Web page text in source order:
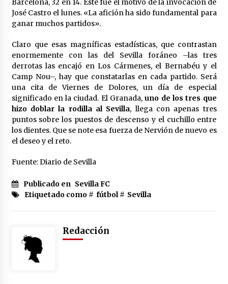
Barcelona, 32 en 14. Este fue el motivo de la invocación de
José Castro el lunes. «La afición ha sido fundamental para
ganar muchos partidos».
Claro que esas magníficas estadísticas, que contrastan
enormemente con las del Sevilla foráneo –las tres
derrotas las encajó en Los Cármenes, el Bernabéu y el
Camp Nou–, hay que constatarlas en cada partido. Será
una cita de Viernes de Dolores, un día de especial
significado en la ciudad. El Granada,uno de los tres que
hizo doblar la rodilla al Sevilla, llega con apenas tres
puntos sobre los puestos de descenso y el cuchillo entre
los dientes. Que se note esa fuerza de Nervión de nuevo es
el deseo y el reto.
Fuente: Diario de Sevilla
Publicado en Sevilla FC
Etiquetado como # fútbol# Sevilla
Redacción